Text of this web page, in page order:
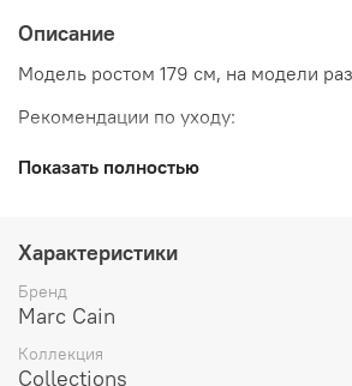
Описание
Модель ростом 179 см, на модели
Рекомендации по уходу:
Стирка 30 ° C (средство для
Осторожно очистите
Показать полностью
Характеристики
Бренд
Marc Cain
Коллекция
Collections